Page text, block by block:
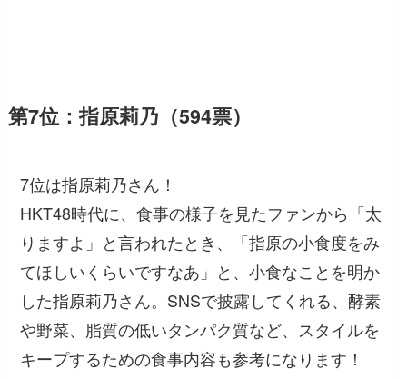
第7位：指原莉乃（594票）
7位は指原莉乃さん！
HKT48時代に、食事の様子を見たファンから「太
りますよ」と言われたとき、「指原の小食度をみ
てほしいくらいですなあ」と、小食なことを明か
した指原莉乃さん。SNSで披露してくれる、酵素
や野菜、脂質の低いタンパク質など、スタイルを
キープするための食事内容も参考になります！